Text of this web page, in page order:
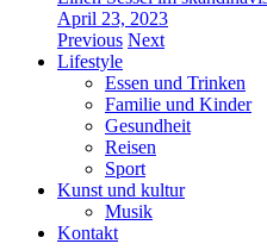
April 23, 2023
Previous Next
Lifestyle
Essen und Trinken
Familie und Kinder
Gesundheit
Reisen
Sport
Kunst und kultur
Musik
Kontakt